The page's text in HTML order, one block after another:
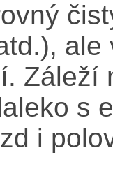
Záleží
s
i